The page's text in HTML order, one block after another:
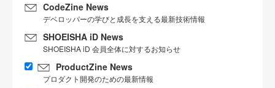
CodeZine News
デベロッパーの学びと成長を支える最新技術情報
SHOEISHA iD News
SHOEISHA iD 会員全体に対するお知らせ
ProductZine News
プロダクト開発のための最新情報